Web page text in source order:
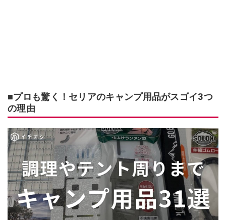
■プロも驚く！セリアのキャンプ用品がスゴイ3つ
の理由